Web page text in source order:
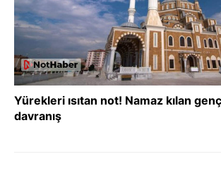
Yürekleri ısıtan not! Namaz kılan
davranış